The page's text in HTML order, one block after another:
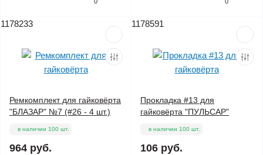
1178233
Ремкомплект для гайковёрта
"БЛАЗАР" №7 (#26 - 4 шт.)
в наличии 100 шт.
964 руб.
1178591
Прокладка #13 для
гайковёрта "ПУЛЬСАР"
в наличии 100 шт.
106 руб.